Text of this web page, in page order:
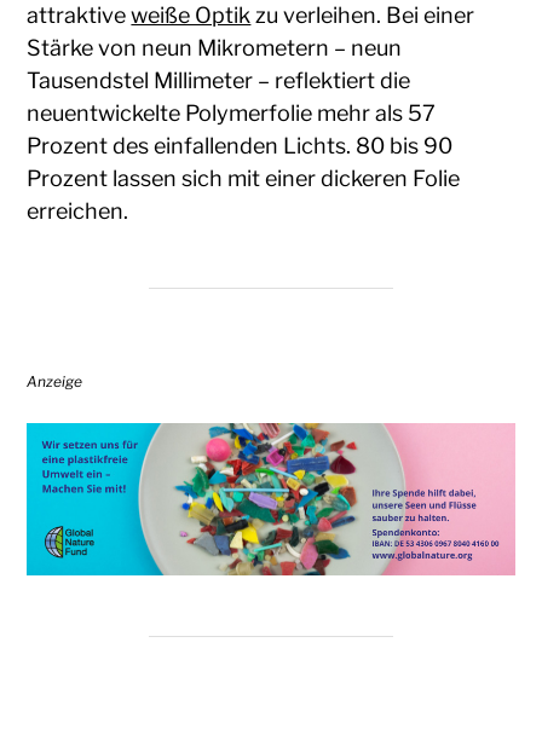
attraktiveweiße Optik zu verleihen. Bei einer
Stärke von neun Mikrometern – neun
Tausendstel Millimeter – reflektiert die
neuentwickelte Polymerfolie mehr als 57
Prozent des einfallenden Lichts. 80 bis 90
Prozent lassen sich mit einer dickeren Folie
erreichen.
Anzeige